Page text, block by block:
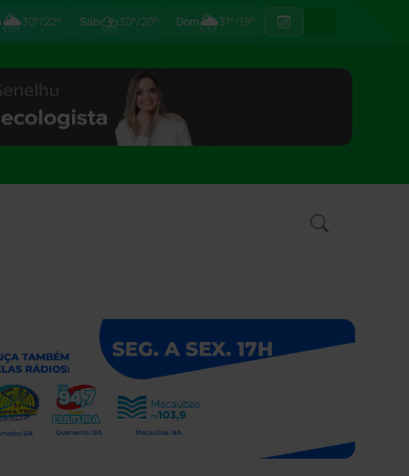
🌦30°/22° Sáb⛈30°/20° Dom🌦31°/19°